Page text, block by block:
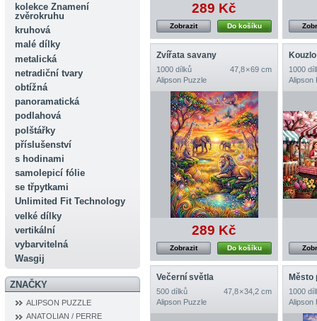
kolekce Znamení
zvěrokruhu
kruhová
malé dílky
metalická
netradiční tvary
obtížná
panoramatická
podlahová
polštářky
příslušenství
s hodinami
samolepicí fólie
se třpytkami
Unlimited Fit Technology
velké dílky
vertikální
vybarvitelná
Wasgij
ZNAČKY
ALIPSON PUZZLE
ANATOLIAN / PERRE
289 Kč
Do košíku
Zobrazit
Zvířata savany
1000 dílků
47,8 × 69 cm
Alipson Puzzle
289 Kč
Do košíku
Zobrazit
1000
Alipson
Večerní světla
500 dílků
47,8 × 34,2 cm
Alipson Puzzle
Město
1000
Alipson